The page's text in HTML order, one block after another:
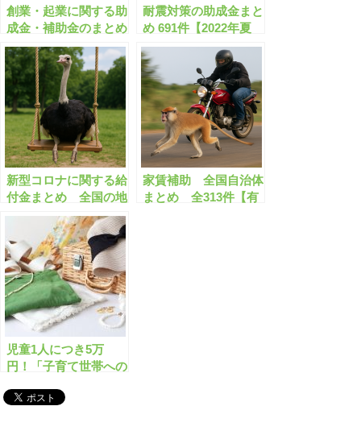
創業・起業に関する助
成金・補助金のまとめ
【有料会員限定】
耐震対策の助成金まと
め 691件【2022年夏
版】耐震改修/耐震診
断/ブロック塀除去/空
き家解体 など【有料
会員限定】
新型コロナに関する給
付金まとめ 全国の地
方自治体で359件【有
料会員限定】
家賃補助 全国自治体
まとめ 全313件【有
児童1人につき5万
円！「子育て世帯への
給付金)」はいつ支給